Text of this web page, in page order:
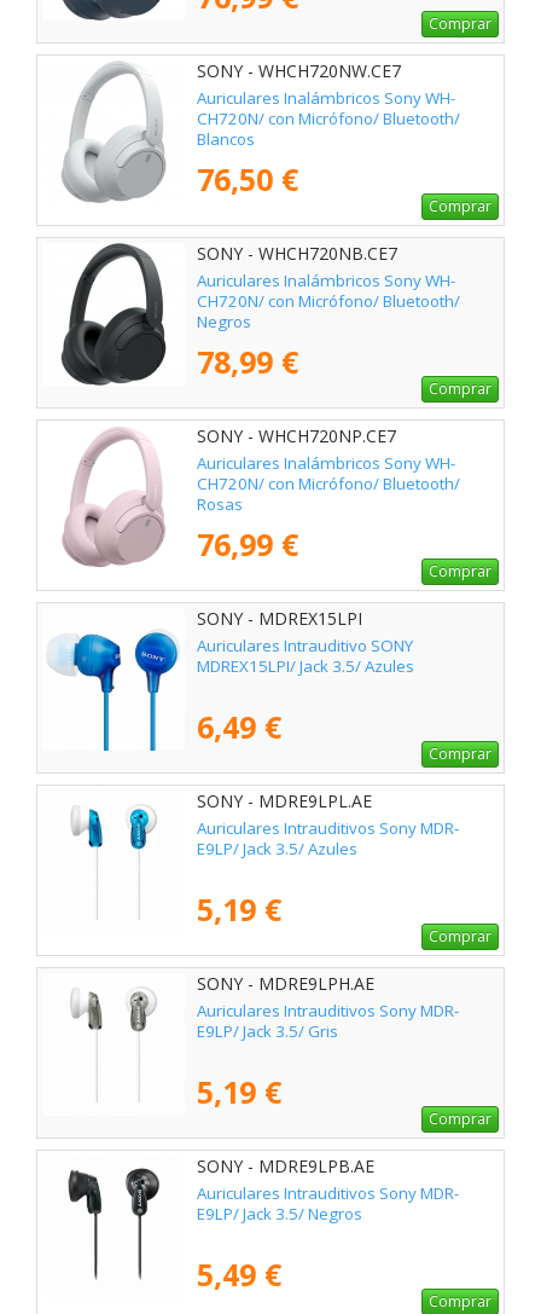
Comprar
SONY - WHCH720NW.CE7
Auriculares Inalámbricos Sony WH-
CH720N/ con Micrófono/ Bluetooth/
Blancos
76,50 €
Comprar
SONY - WHCH720NB.CE7
Auriculares Inalámbricos Sony WH-
CH720N/ con Micrófono/ Bluetooth/
Negros
78,99 €
Comprar
SONY - WHCH720NP.CE7
Auriculares Inalámbricos Sony WH-
CH720N/ con Micrófono/ Bluetooth/
Rosas
76,99 €
Comprar
SONY - MDREX15LPI
Auriculares Intrauditivo SONY
MDREX15LPI/ Jack 3.5/ Azules
6,49 €
Comprar
SONY - MDRE9LPL.AE
Auriculares Intrauditivos Sony MDR-
E9LP/ Jack 3.5/ Azules
5,19 €
Comprar
SONY - MDRE9LPH.AE
Auriculares Intrauditivos Sony MDR-
E9LP/ Jack 3.5/ Gris
5,19 €
Comprar
SONY - MDRE9LPB.AE
Auriculares Intrauditivos Sony MDR-
E9LP/ Jack 3.5/ Negros
5,49 €
Comprar